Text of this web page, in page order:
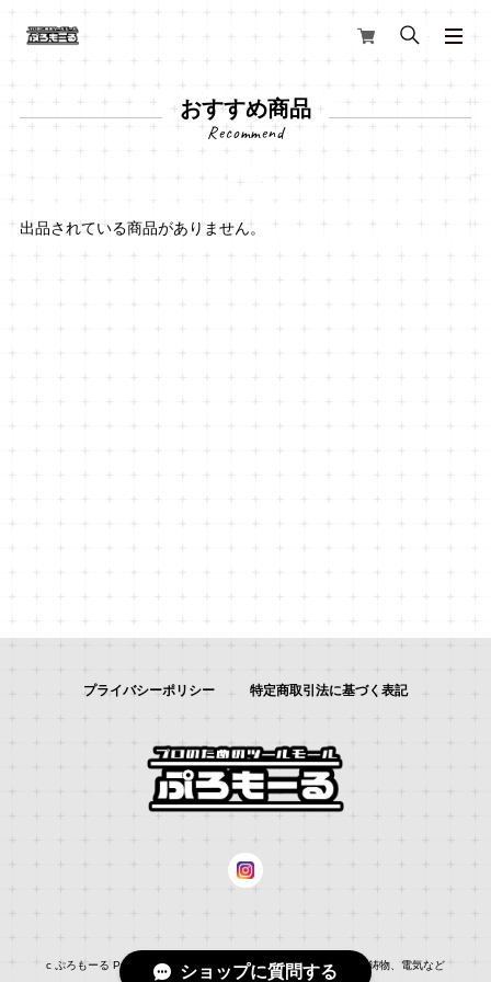
おすすめ商品
出品されている商品がありません。
プライバシーポリシー 特定商取引法に基づく表記
c ぷろもーる ProMALL：総合通販サイト：：自動車補修、建築、鋳物、電気など
ショップに質問する